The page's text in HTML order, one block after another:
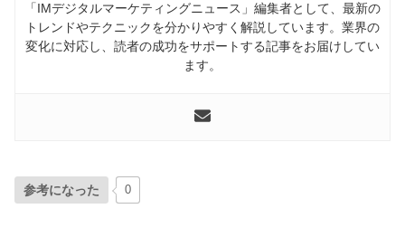
「IMデジタルマーケティングニュース」編集者として、最新の
トレンドやテクニックを分かりやすく解説しています。業界の
変化に対応し、読者の成功をサポートする記事をお届けしてい
ます。
参考になった 0